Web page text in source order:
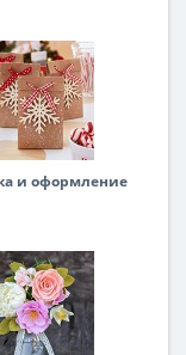
и оформление